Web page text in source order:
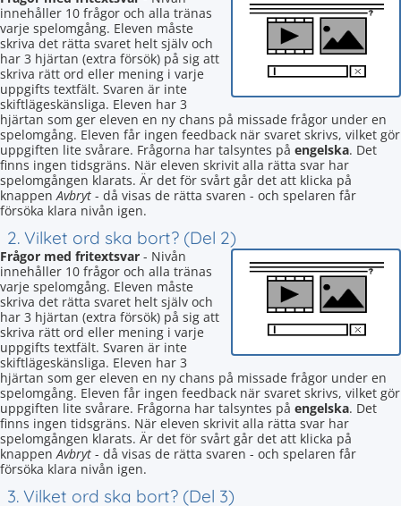
innehåller 10 frågor och alla tränas
varje spelomgång. Eleven måste
skriva det rätta svaret helt själv och
har 3 hjärtan (extra försök) på sig att
skriva rätt ord eller mening i varje
uppgifts textfält. Svaren är inte
skiftlägeskänsliga. Eleven har 3
hjärtan som ger eleven en ny chans på missade frågor under en
spelomgång. Eleven får ingen feedback när svaret skrivs, vilket gör
uppgiften lite svårare. Frågorna har talsyntes på engelska. Det
finns ingen tidsgräns. När eleven skrivit alla rätta svar har
spelomgången klarats. Är det för svårt går det att klicka på
knappenAvbryt - då visas de rätta svaren - och spelaren får
försöka klara nivån igen.
2. Vilket ord ska bort? (Del 2)
Frågor med fritextsvar - Nivån
innehåller 10 frågor och alla tränas
varje spelomgång. Eleven måste
skriva det rätta svaret helt själv och
har 3 hjärtan (extra försök) på sig att
skriva rätt ord eller mening i varje
uppgifts textfält. Svaren är inte
skiftlägeskänsliga. Eleven har 3
hjärtan som ger eleven en ny chans på missade frågor under en
spelomgång. Eleven får ingen feedback när svaret skrivs, vilket gör
uppgiften lite svårare. Frågorna har talsyntes på engelska. Det
finns ingen tidsgräns. När eleven skrivit alla rätta svar har
spelomgången klarats. Är det för svårt går det att klicka på
knappenAvbryt - då visas de rätta svaren - och spelaren får
försöka klara nivån igen.
3. Vilket ord ska bort? (Del 3)